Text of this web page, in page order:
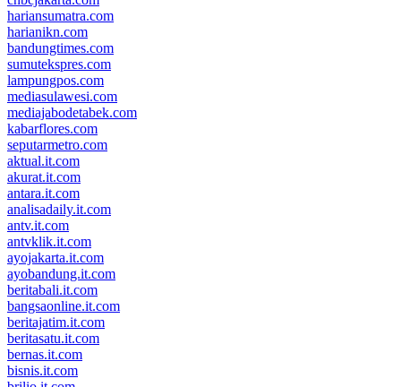
hariansumatra.com
harianikn.com
bandungtimes.com
sumutekspres.com
lampungpos.com
mediasulawesi.com
mediajabodetabek.com
kabarflores.com
seputarmetro.com
aktual.it.com
akurat.it.com
antara.it.com
analisadaily.it.com
antv.it.com
antvklik.it.com
ayojakarta.it.com
ayobandung.it.com
beritabali.it.com
bangsaonline.it.com
beritajatim.it.com
beritasatu.it.com
bernas.it.com
bisnis.it.com